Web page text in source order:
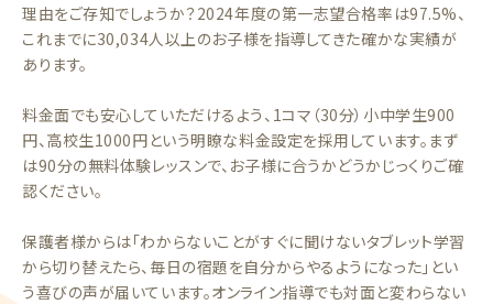
理由をご存知でしょうか？2024年度の第一志望合格率は97.5%、
これまでに30,034人以上のお子様を指導してきた確かな実績が
あります。
料金面でも安心していただけるよう、1コマ（30分）小中学生900
円、高校生1000円という明瞭な料金設定を採用しています。まず
は90分の無料体験レッスンで、お子様に合うかどうかじっくりご確
認ください。
保護者様からは「わからないことがすぐに聞けないタブレット学習
から切り替えたら、毎日の宿題を自分からやるようになった」とい
う喜びの声が届いています。オンライン指導でも対面と変わらない